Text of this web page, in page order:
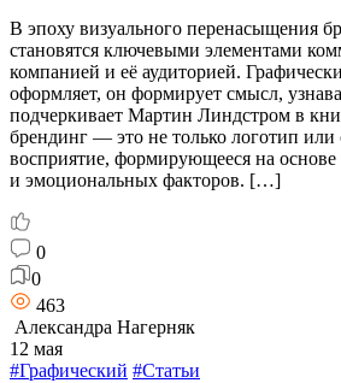
В эпоху визуального перенасыщения
становятся ключевыми элементами
компанией и её аудиторией.
оформляет, он формирует смысл,
подчеркивает Мартин Линдстром в
брендинг — это не только логотип или
восприятие, формирующееся на основе
и эмоциональных факторов. […]
0
0
463
Александра Нагерняк
12 мая
#Графический #Статьи